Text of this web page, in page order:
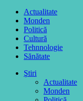
Actualitate
Monden
Politică
Cultură
Tehnnologie
Sănătate
Ştiri
Actualitate
Monden